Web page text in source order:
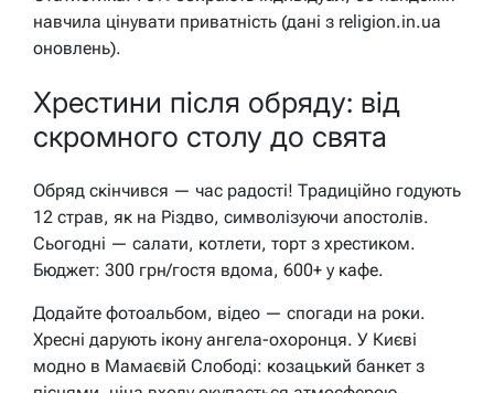
навчила цінувати приватність (дані з religion.in.ua
оновлень).
Хрестини після обряду: від
скромного столу до свята
Обряд скінчився — час радості! Традиційно годують
12 страв, як на Різдво, символізуючи апостолів.
Сьогодні — салати, котлети, торт з хрестиком.
Бюджет: 300 грн/гостя вдома, 600+ у кафе.
Додайте фотоальбом, відео — спогади на роки.
Хресні дарують ікону ангела-охоронця. У Києві
модно в Мамаєвій Слободі: козацький банкет з